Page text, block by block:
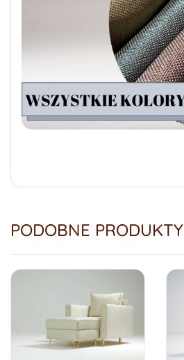
PODOBNE PRODUKTY